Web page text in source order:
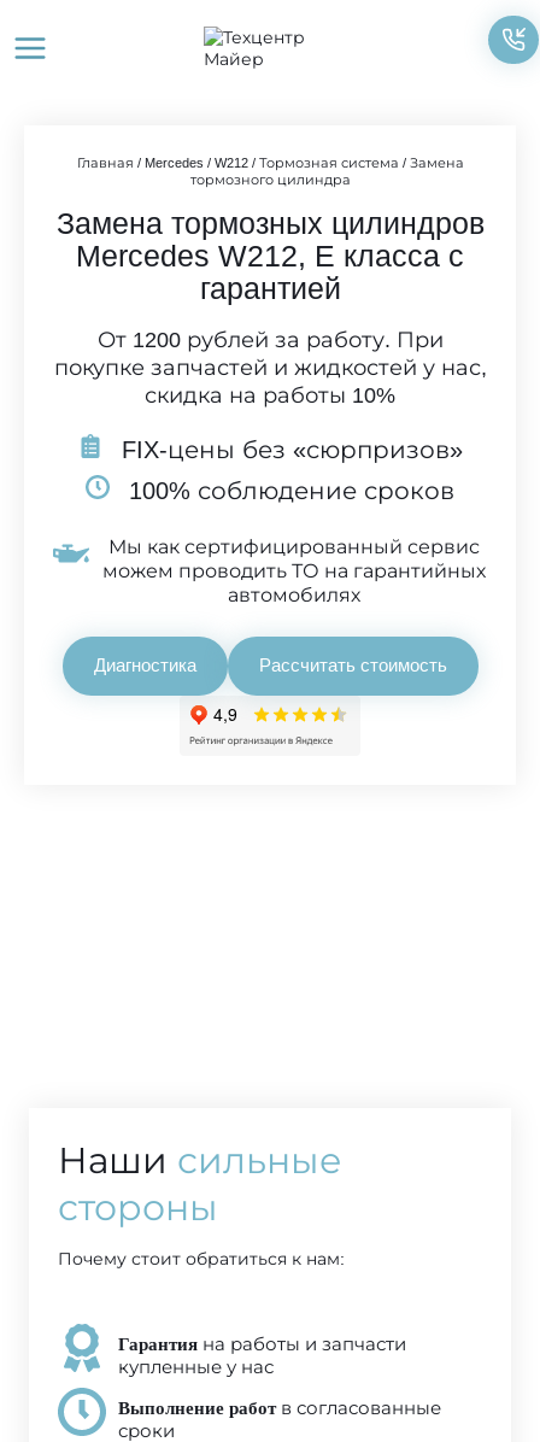
содержимому
Главная / Mercedes / W212/ Тормозная система / Замена
тормозного цилиндра
Замена тормозных цилиндров
Mercedes W212, E класса с
гарантией
От 1200 рублей за работу. При
покупке запчастей и жидкостей у нас,
скидка на работы 10%
FIX-цены без «сюрпризов»
100% соблюдение сроков
Мы как сертифицированный сервис
можем проводить ТО на гарантийных
автомобилях
Диагностика Рассчитать стоимость
Наши сильные
стороны
Почему стоит обратиться к нам:
Гарантия на работы и запчасти
купленные у нас
Выполнение работв согласованные
сроки